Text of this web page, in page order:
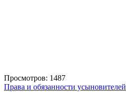
Просмотров: 1487
Права и обязанности усыновителей